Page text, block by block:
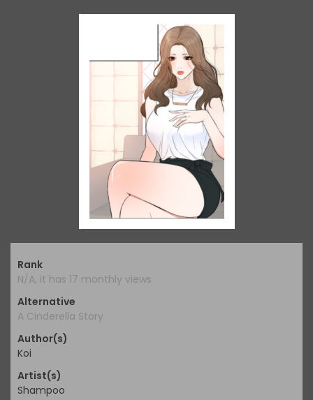
Rank
N/A, it has 17 monthly views
Alternative
A Cinderella Story
Author(s)
Koi
Artist(s)
Shampoo